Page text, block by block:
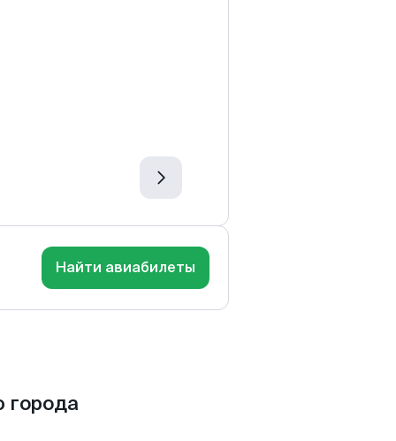
Найти авиабилеты